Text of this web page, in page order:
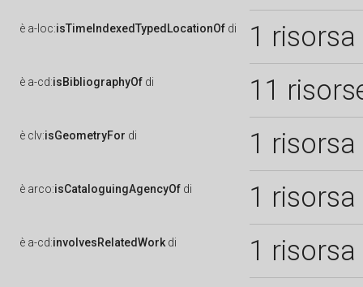
è a-loc:isTimeIndexedTypedLocationOf di 1 risorsa
è a-cd:isBibliographyOf di 11
è clv:isGeometryFor di 1 risorsa
è arco:isCataloguingAgencyOf di 1 risorsa
è a-cd:involvesRelatedWork di 1 risorsa